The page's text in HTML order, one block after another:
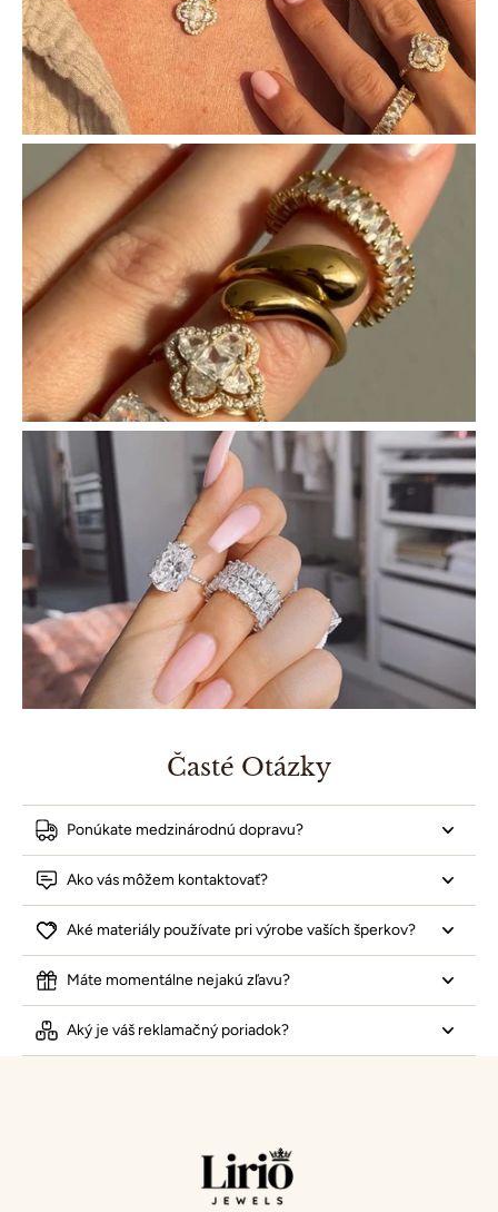
Časté Otázky
Ponúkate medzinárodnú dopravu?
Ako vás môžem kontaktovať?
Aké materiály používate pri výrobe vaších šperkov?
Máte momentálne nejakú zľavu?
Aký je váš reklamačný poriadok?